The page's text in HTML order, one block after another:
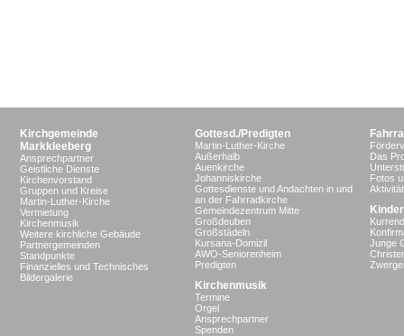
Kirchgemeinde
Markkleeberg
Ansprechpartner
Geistliche Dienste
Kirchenvorstand
Gruppen und Kreise
Martin-Luther-Kirche
Vermietung
Kirchenmusik
Weitere kirchliche Gebäude
Partnergemeinden
Standpunkte
Finanzielles und Technisches
Bildergalerie
Gottesd./Predigten
Martin-Luther-Kirche
Außerhalb
Auenkirche
Johanniskirche
Gottesdienste und Andachten in und
an der Fahrradkirche
Gemeindezentrum Mitte
Großdeuben
Großstädeln
Kursana-Domizil
AWO-Seniorenheim
Predigten
Kirchenmusik
Termine
Orgel
Ansprechpartner
Spenden
Das
Fotos
Junge